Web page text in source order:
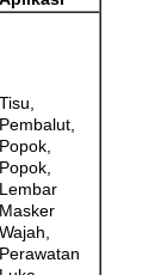
Tisu,
Pembalut,
Popok,
Popok,
Lembar
Masker
Wajah,
Perawatan